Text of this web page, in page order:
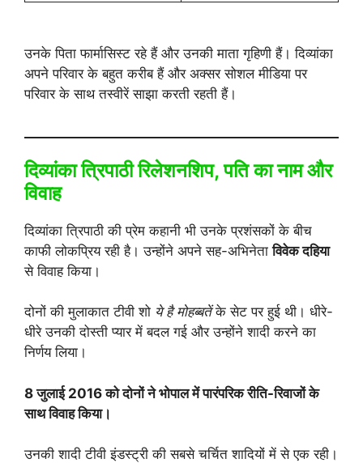
उनके पिता फार्मासिस्ट रहे हैं और उनकी माता गृहिणी हैं। दिव्यांका
अपने परिवार के बहुत करीब हैं और अक्सर सोशल मीडिया पर
परिवार के साथ तस्वीरें साझा करती रहती हैं।
दिव्यांका त्रिपाठी रिलेशनशिप, पति का नाम और
विवाह
दिव्यांका त्रिपाठी की प्रेम कहानी भी उनके प्रशंसकों के बीच
काफी लोकप्रिय रही है। उन्होंने अपने सह-अभिनेताविवेक दहिया
से विवाह किया।
दोनों की मुलाकात टीवी शो ये है मोहब्बतेंके सेट पर हुई थी। धीरे-
धीरे उनकी दोस्ती प्यार में बदल गई और उन्होंने शादी करने का
निर्णय लिया।
8 जुलाई 2016 को दोनों ने भोपाल में पारंपरिक रीति-रिवाजों के
साथ विवाह किया।
उनकी शादी टीवी इंडस्ट्री की सबसे चर्चित शादियों में से एक रही।